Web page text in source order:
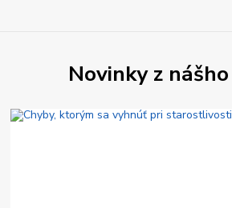
Novinky z